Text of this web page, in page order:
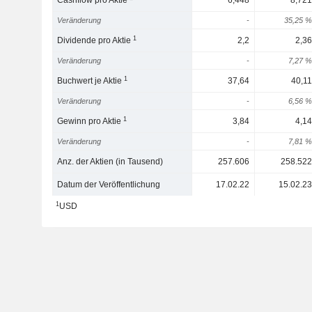
Veränderung - 35,25 %
Dividende pro Aktie1 2,2 2,36
Veränderung - 7,27 %
Buchwert je Aktie1 37,64 40,11
Veränderung - 6,56 %
Gewinn pro Aktie1 3,84 4,14
Veränderung - 7,81 %
Anz. der Aktien (in Tausend) 257.606 258.522
Datum der Veröffentlichung 17.02.22 15.02.23
1USD